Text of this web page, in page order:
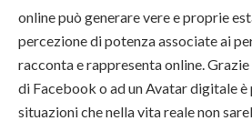
online può generare vere e proprie
percezione di potenza associate ai
racconta e rappresenta online.
di Facebook o ad un Avatar digitale
situazioni che nella vita reale non